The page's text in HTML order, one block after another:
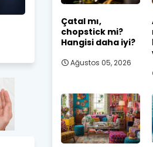
Çatal mı,
chopstick mi?
Hangisi daha iyi?
Ağustos 05, 2026